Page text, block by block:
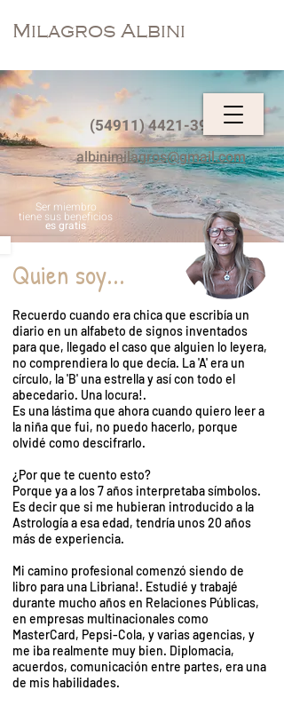
Milagros Albini
(54911) 4421-3917
albinimilagros@gmail.com
Ser miembro
tiene sus beneficios
es gratis
Quien soy...
Recuerdo cuando era chica que escribía un
diario en un alfabeto de signos inventados
para que, llegado el caso que alguien lo leyera,
no comprendiera lo que decía. La 'A' era un
círculo, la 'B' una estrella y así con todo el
abecedario. Una locura!.
Es una lástima que ahora cuando quiero leer a
la niña que fui, no puedo hacerlo, porque
olvidé como descifrarlo.
¿Por que te cuento esto?
Porque ya a los 7 años interpretaba símbolos.
Es decir que si me hubieran introducido a la
Astrología a esa edad, tendría unos 20 años
más de experiencia.
Mi camino profesional comenzó siendo de
libro para una Libriana!. Estudié y trabajé
durante mucho años en Relaciones Públicas,
en empresas multinacionales como
MasterCard, Pepsi-Cola, y varias agencias, y
me iba realmente muy bien. Diplomacia,
acuerdos, comunicación entre partes, era una
de mis habilidades.